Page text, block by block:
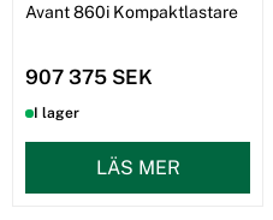
Avant 860i Kompaktlastare
907 375 SEK
I lager
LÄS MER